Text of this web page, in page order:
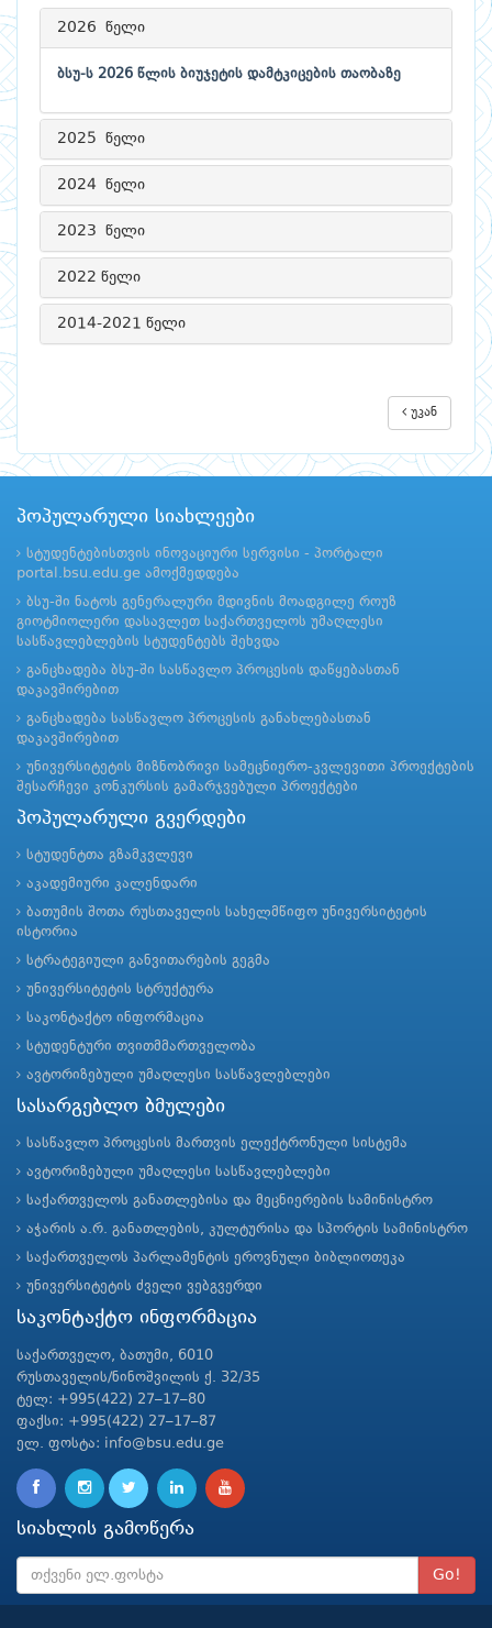
2026 წელი
ბსუ-ს 2026 წლის ბიუჯეტის დამტკიცების თაობაზე
2025 წელი
2024 წელი
2023 წელი
2022 წელი
2014-2021 წელი
უკან
პოპულარული სიახლეები
სტუდენტებისთვის ინოვაციური სერვისი - პორტალი
portal.bsu.edu.ge ამოქმედდება
ბსუ-ში ნატოს გენერალური მდივნის მოადგილე როუზ
გიოტმიოლერი დასავლეთ საქართველოს უმაღლესი
სასწავლებლების სტუდენტებს შეხვდა
განცხადება ბსუ-ში სასწავლო პროცესის დაწყებასთან
დაკავშირებით
განცხადება სასწავლო პროცესის განახლებასთან
დაკავშირებით
უნივერსიტეტის მიზნობრივი სამეცნიერო-კვლევითი პროექტების
შესარჩევი კონკურსის გამარჯვებული პროექტები
პოპულარული გვერდები
სტუდენტთა გზამკვლევი
აკადემიური კალენდარი
ბათუმის შოთა რუსთაველის სახელმწიფო უნივერსიტეტის
ისტორია
სტრატეგიული განვითარების გეგმა
უნივერსიტეტის სტრუქტურა
საკონტაქტო ინფორმაცია
სტუდენტური თვითმმართველობა
ავტორიზებული უმაღლესი სასწავლებლები
სასარგებლო ბმულები
სასწავლო პროცესის მართვის ელექტრონული სისტემა
ავტორიზებული უმაღლესი სასწავლებლები
საქართველოს განათლებისა და მეცნიერების სამინისტრო
აჭარის ა.რ. განათლების, კულტურისა და სპორტის სამინისტრო
საქართველოს პარლამენტის ეროვნული ბიბლიოთეკა
უნივერსიტეტის ძველი ვებგვერდი
საკონტაქტო ინფორმაცია
საქართველო, ბათუმი, 6010
რუსთაველის/ნინოშვილის ქ. 32/35
ტელ: +995(422) 27–17–80
ფაქსი: +995(422) 27–17–87
ელ. ფოსტა: info@bsu.edu.ge
სიახლის გამოწერა
Go!